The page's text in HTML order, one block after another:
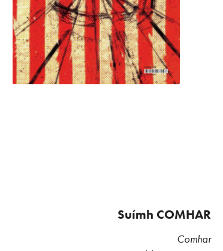
Suímh COMHAR
Comhar